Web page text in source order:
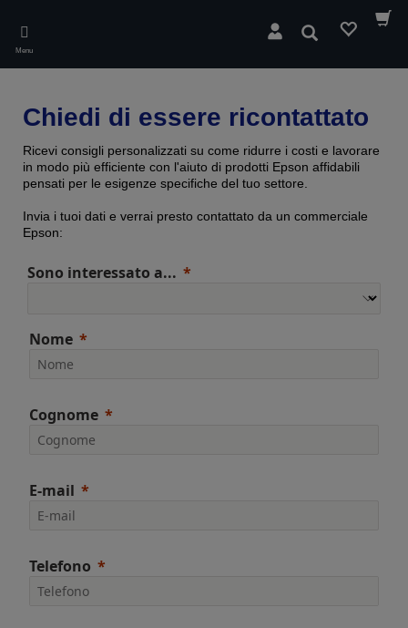
main
content
Menu
Cerca
Chiedi di essere ricontattato
Ricevi consigli personalizzati su come ridurre i costi e lavorare
in modo più efficiente con l'aiuto di prodotti Epson affidabili
pensati per le esigenze specifiche del tuo settore.
Invia i tuoi dati e verrai presto contattato da un commerciale
Epson:
Sono interessato a...
Nome
Cognome
E-mail
Telefono